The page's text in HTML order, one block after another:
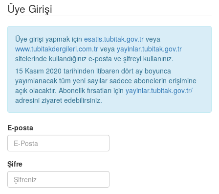
Üye Girişi
Üye girişi yapmak için esatis.tubitak.gov.tr veya
www.tubitakdergileri.com.tr veya yayinlar.tubitak.gov.tr
sitelerinde kullandığınız e-posta ve şifreyi kullanınız.
15 Kasım 2020 tarihinden itibaren dört ay boyunca
yayımlanacak tüm yeni sayılar sadece abonelerin erişimine
açık olacaktır. Abonelik fırsatları için yayinlar.tubitak.gov.tr/
adresini ziyaret edebilirsiniz.
E-posta
Şifre